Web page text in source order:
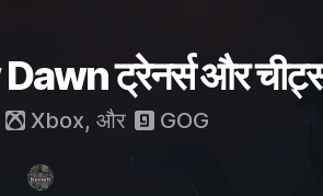
ट्रेनर्स और
Xbox, और GOG